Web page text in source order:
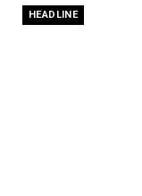
HEADLINE